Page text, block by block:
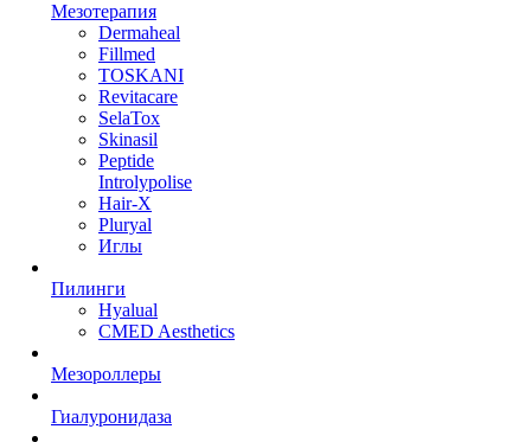
Мезотерапия
Dermaheal
Fillmed
TOSKANI
Revitacare
SelaTox
Skinasil
Peptide
Introlypolise
Hair-X
Pluryal
Иглы
Пилинги
Hyalual
CMED Aesthetics
Мезороллеры
Гиалуронидаза